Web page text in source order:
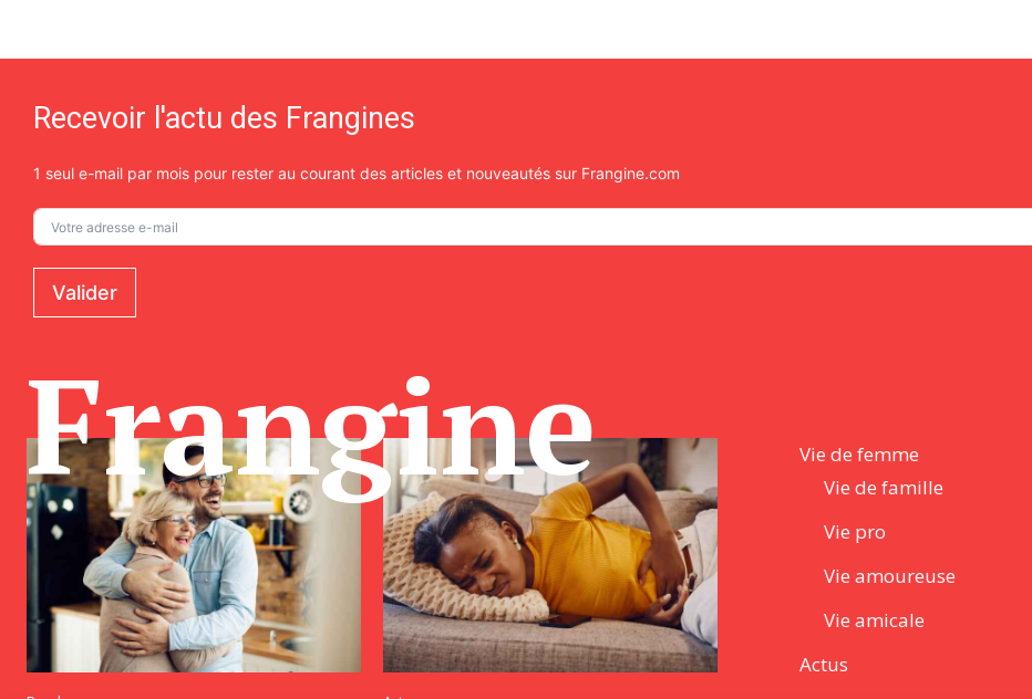
Recevoir l'actu des Frangines
1 seul e-mail par mois pour rester au courant des articles et nouveautés sur Frangine.com
Valider
Frangine
Vie de femme
Vie de famille
Vie pro
Vie amoureuse
Vie amicale
Actus